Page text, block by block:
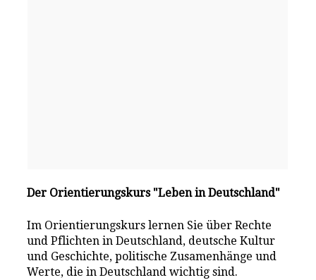
Der Orientierungskurs "Leben in Deutschland"
Im Orientierungskurs lernen Sie über Rechte
und Pflichten in Deutschland, deutsche Kultur
und Geschichte, politische Zusamenhänge und
Werte, die in Deutschland wichtig sind.